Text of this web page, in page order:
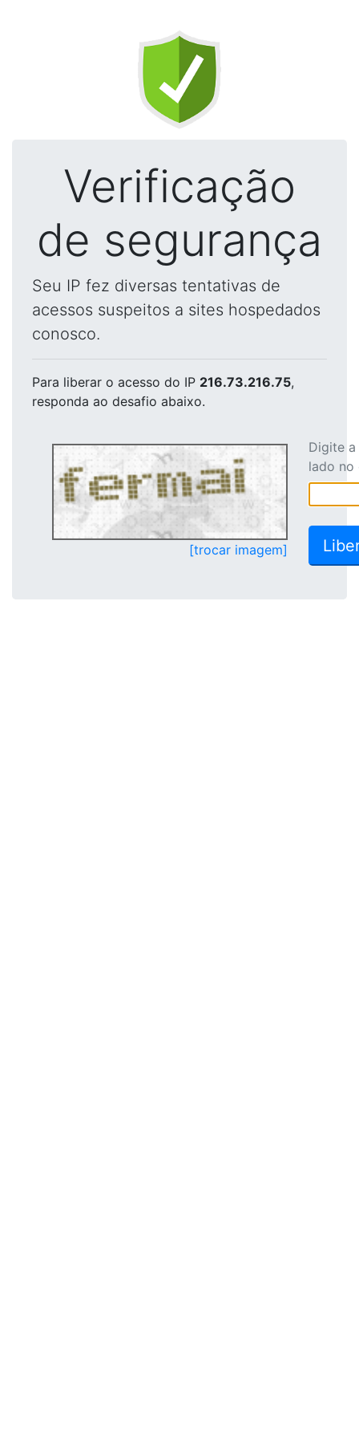
Verificação
de segurança
Seu IP fez diversas tentativas de
acessos suspeitos a sites hospedados
conosco.
Para liberar o acesso do IP 216.73.216.75,
responda ao desafio abaixo.
[trocar imagem]
Digite
lado no